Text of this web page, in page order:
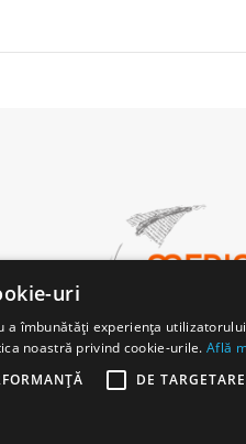
uri
a îmbunătăți experiența
noastră privind cookie-urile.Află
DE TARGETARE